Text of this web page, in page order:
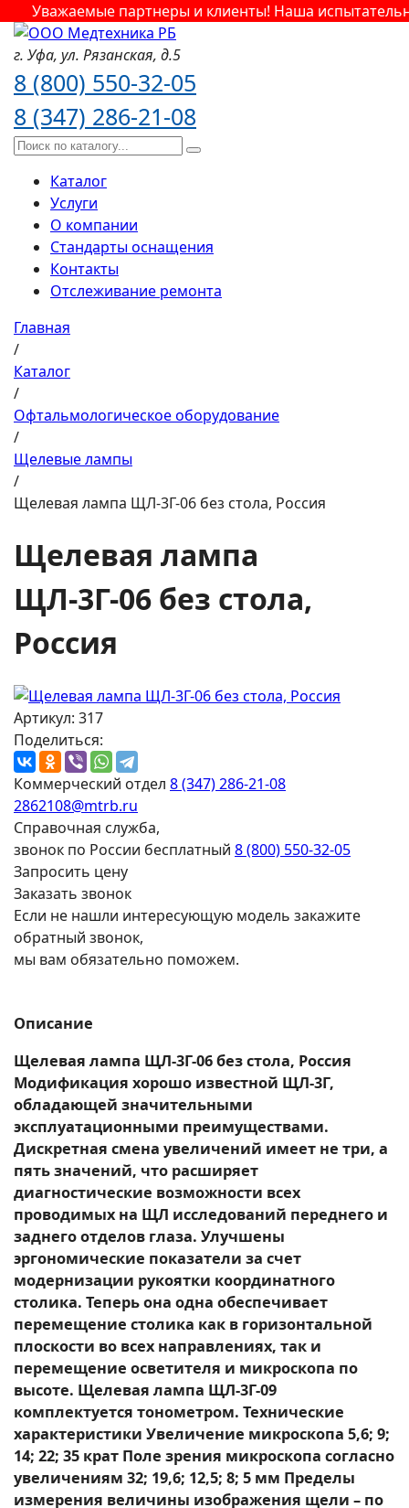
Уважаемые партнеры и клиенты! Наша
г. Уфа, ул. Рязанская, д.5
8 (800) 550-32-05
8 (347) 286-21-08
Каталог
Услуги
О компании
Стандарты оснащения
Контакты
Отслеживание ремонта
Главная
/
Каталог
/
Офтальмологическое оборудование
/
Щелевые лампы
/
Щелевая лампа ЩЛ-3Г-06 без стола, Россия
Щелевая лампа
ЩЛ-3Г-06 без стола,
Россия
Артикул: 317
Поделиться:
Коммерческий отдел 8 (347) 286-21-08
2862108@mtrb.ru
Справочная служба,
звонок по России бесплатный 8 (800) 550-32-05
Запросить цену
Заказать звонок
Если не нашли интересующую модель закажите
обратный звонок,
мы вам обязательно поможем.
Описание
Щелевая лампа ЩЛ-3Г-06 без стола, Россия
Модификация хорошо известной ЩЛ-3Г,
обладающей значительными
эксплуатационными преимуществами.
Дискретная смена увеличений имеет не три, а
пять значений, что расширяет
диагностические возможности всех
проводимых на ЩЛ исследований переднего и
заднего отделов глаза. Улучшены
эргономические показатели за счет
модернизации рукоятки координатного
столика. Теперь она одна обеспечивает
перемещение столика как в горизонтальной
плоскости во всех направлениях, так и
перемещение осветителя и микроскопа по
высоте. Щелевая лампа ЩЛ-3Г-09
комплектуется тонометром. Технические
характеристики Увеличение микроскопа 5,6; 9;
14; 22; 35 крат Поле зрения микроскопа согласно
увеличениям 32; 19,6; 12,5; 8; 5 мм Пределы
измерения величины изображения щели – по